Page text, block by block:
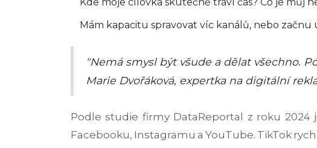
Kde moje cílovka skutečně tráví čas? Co je můj
Mám kapacitu spravovat víc kanálů, nebo
"Nemá smysl být všude a dělat všechno.
Marie Dvořáková, expertka na digitální
Podle studie firmy DataReportal z roku
Facebooku, Instagramu a YouTube. TikTok